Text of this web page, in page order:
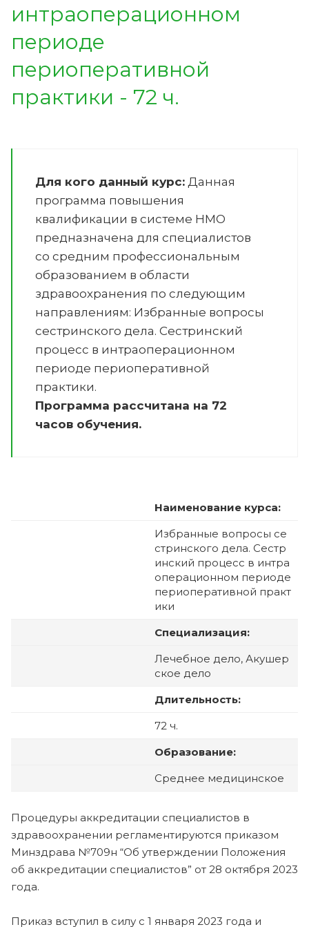
интраоперационном
периоде
периоперативной
практики - 72 ч.
Для кого данный курс: Данная
программа повышения
квалификации в системе НМО
предназначена для специалистов
со средним профессиональным
образованием в области
здравоохранения по следующим
направлениям: Избранные вопросы
сестринского дела. Сестринский
процесс в интраоперационном
периоде периоперативной
практики.
Программа рассчитана на 72
часов обучения.
Наименование курса:
Избранные вопросы се
стринского дела. Сестр
инский процесс в интра
операционном периоде
периоперативной практ
ики
Специализация:
Лечебное дело, Акушер
ское дело
Длительность:
72 ч.
Образование:
Среднее медицинское
Процедуры аккредитации специалистов в
здравоохранении регламентируются приказом
Минздрава №709н “Об утверждении Положения
об аккредитации специалистов” от 28 октября 2023
года.
Приказ вступил в силу с 1 января 2023 года и